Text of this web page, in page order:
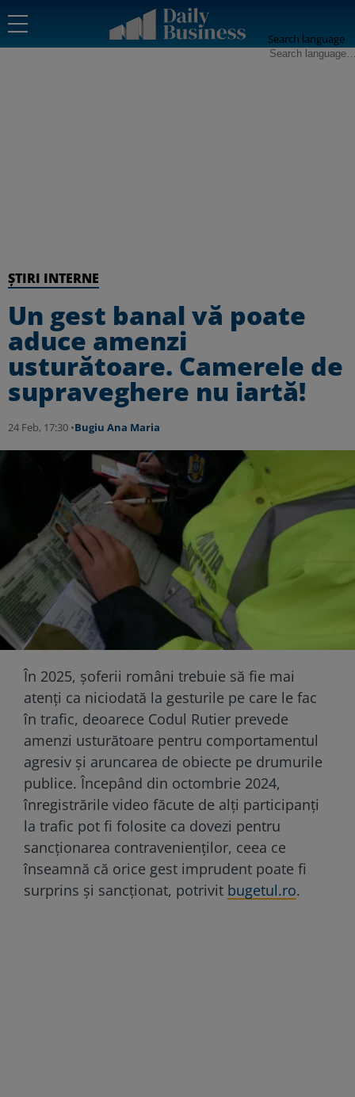
Search language
ȘTIRI INTERNE
Un gest banal vă poate
aduce amenzi
usturătoare. Camerele de
supraveghere nu iartă!
24 Feb, 17:30 •Bugiu ⁠Ana Maria
În 2025, șoferii români trebuie să fie mai
atenți ca niciodată la gesturile pe care le fac
în trafic, deoarece Codul Rutier prevede
amenzi usturătoare pentru comportamentul
agresiv și aruncarea de obiecte pe drumurile
publice. Începând din octombrie 2024,
înregistrările video făcute de alți participanți
la trafic pot fi folosite ca dovezi pentru
sancționarea contravenienților, ceea ce
înseamnă că orice gest imprudent poate fi
surprins și sancționat, potrivit bugetul.ro.